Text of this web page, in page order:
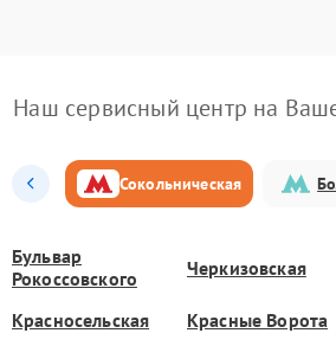
Наш сервисный центр на
Сокольническая
Бульвар
Рокоссовского
Черкизовская
Красносельская
Красные Ворота